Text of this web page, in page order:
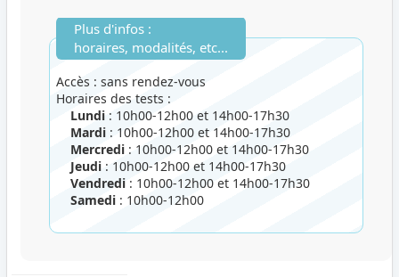
Plus d'infos :
horaires, modalités, etc...
Accès : sans rendez-vous
Horaires des tests :
Lundi : 10h00-12h00 et 14h00-17h30
Mardi : 10h00-12h00 et 14h00-17h30
Mercredi : 10h00-12h00 et 14h00-17h30
Jeudi : 10h00-12h00 et 14h00-17h30
Vendredi : 10h00-12h00 et 14h00-17h30
Samedi : 10h00-12h00